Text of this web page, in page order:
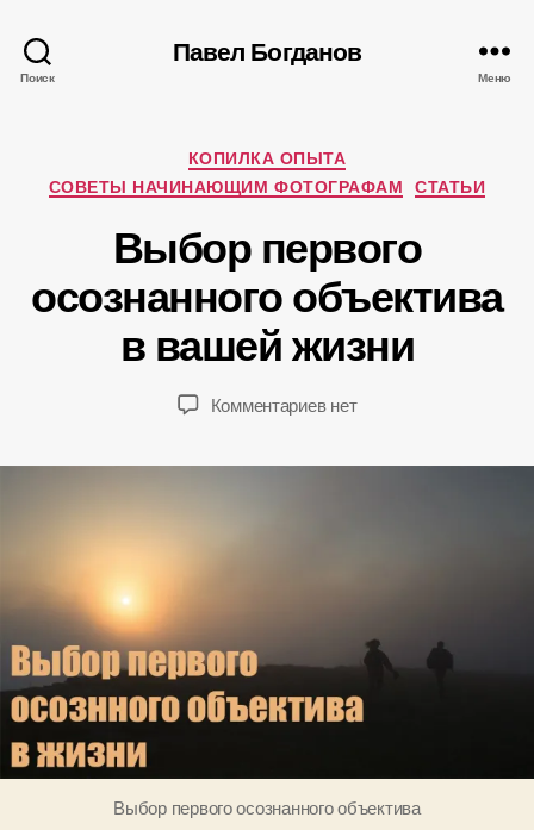
Поиск
Павел Богданов
Меню
Рубрики
КОПИЛКА ОПЫТА
СОВЕТЫ НАЧИНАЮЩИМ ФОТОГРАФАМ СТАТЬИ
Выбор первого
осознанного объектива
в вашей жизни
записи
А
в
о
р
:
П
а
в
л
о
записи
0
6
1
.
Комментариевк
нет
Выбор первого осознанного объектива